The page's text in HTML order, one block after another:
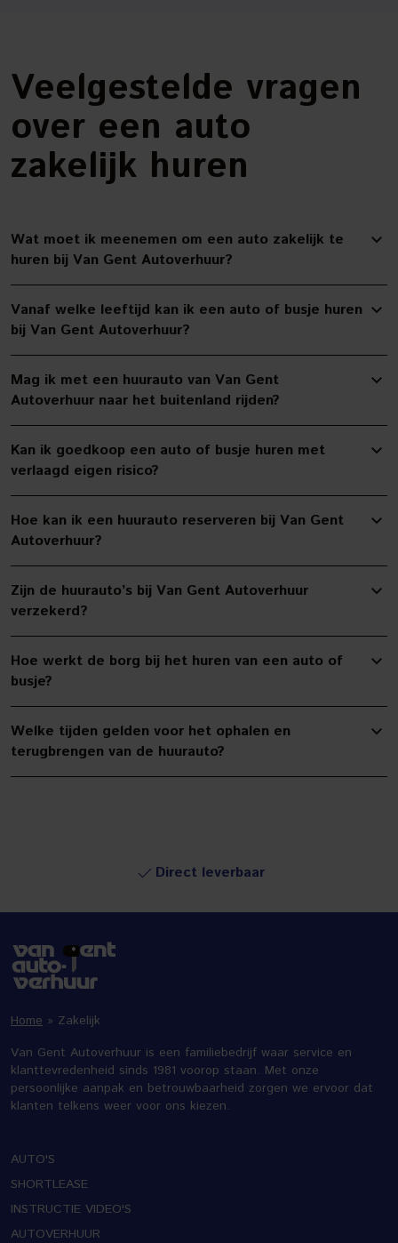
Veelgestelde vragen
over een auto
zakelijk huren
Wat moet ik meenemen om een auto zakelijk te
huren bij Van Gent Autoverhuur?
Vanaf welke leeftijd kan ik een auto of busje huren
bij Van Gent Autoverhuur?
Mag ik met een huurauto van Van Gent
Autoverhuur naar het buitenland rijden?
Kan ik goedkoop een auto of busje huren met
verlaagd eigen risico?
Hoe kan ik een huurauto reserveren bij Van Gent
Autoverhuur?
Zijn de huurauto’s bij Van Gent Autoverhuur
verzekerd?
Hoe werkt de borg bij het huren van een auto of
busje?
Welke tijden gelden voor het ophalen en
terugbrengen van de huurauto?
Snel telefonisch
Home » Zakelijk
Van Gent Autoverhuur is een familiebedrijf waar service en
klanttevredenheid sinds 1981 voorop staan. Met onze
persoonlijke aanpak en betrouwbaarheid zorgen we ervoor dat
klanten telkens weer voor ons kiezen.
AUTO'S
SHORTLEASE
INSTRUCTIE VIDEO'S
AUTOVERHUUR